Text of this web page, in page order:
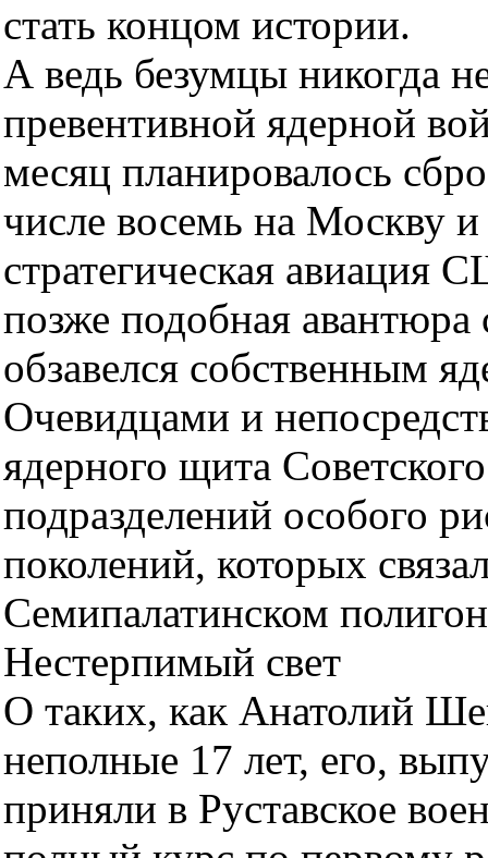
стать концом истории.
А ведь безумцы никогда
превентивной ядерной
месяц планировалось
числе восемь на Москву
стратегическая авиация
позже подобная
обзавелся собственным
Очевидцами и
ядерного щита
подразделений особого
поколений, которых
Семипалатинском
Нестерпимый свет
О таких, как Анатолий
неполные 17 лет, его,
приняли в Руставское